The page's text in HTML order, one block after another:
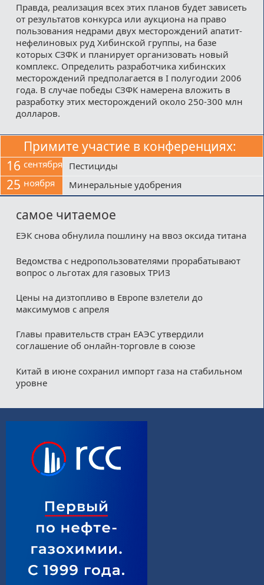
Правда, реализация всех этих планов будет зависеть
от результатов конкурса или аукциона на право
пользования недрами двух месторождений апатит-
нефелиновых руд Хибинской группы, на базе
которых СЗФК и планирует организовать новый
комплекс. Определить разработчика хибинских
месторождений предполагается в I полугодии 2006
года. В случае победы СЗФК намерена вложить в
разработку этих месторождений около 250-300 млн
долларов.
Примите участие в конференциях:
16 сентября Пестициды
25 ноября Минеральные удобрения
самое читаемое
ЕЭК снова обнулила пошлину на ввоз оксида титана
Ведомства с недропользователями прорабатывают
вопрос о льготах для газовых ТРИЗ
Цены на дизтопливо в Европе взлетели до
максимумов с апреля
Главы правительств стран ЕАЭС утвердили
соглашение об онлайн-торговле в союзе
Китай в июне сохранил импорт газа на стабильном
уровне